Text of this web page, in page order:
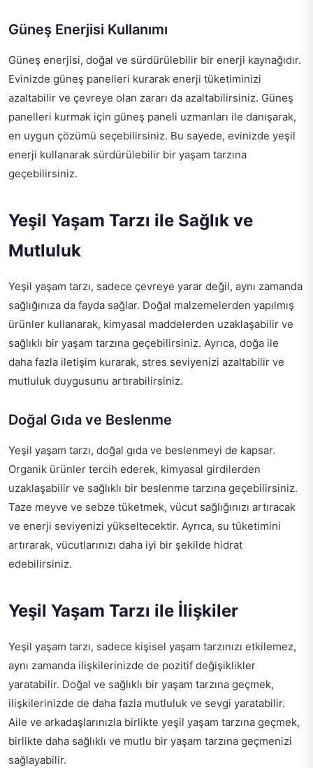
Güneş Enerjisi Kullanımı
Güneş enerjisi, doğal ve sürdürülebilir bir enerji kaynağıdır.
Evinizde güneş panelleri kurarak enerji tüketiminizi
azaltabilir ve çevreye olan zararı da azaltabilirsiniz. Güneş
panelleri kurmak için güneş paneli uzmanları ile danışarak,
en uygun çözümü seçebilirsiniz. Bu sayede, evinizde yeşil
enerji kullanarak sürdürülebilir bir yaşam tarzına
geçebilirsiniz.
Yeşil Yaşam Tarzı ile Sağlık ve
Mutluluk
Yeşil yaşam tarzı, sadece çevreye yarar değil, aynı zamanda
sağlığınıza da fayda sağlar. Doğal malzemelerden yapılmış
ürünler kullanarak, kimyasal maddelerden uzaklaşabilir ve
sağlıklı bir yaşam tarzına geçebilirsiniz. Ayrıca, doğa ile
daha fazla iletişim kurarak, stres seviyenizi azaltabilir ve
mutluluk duygusunu artırabilirsiniz.
Doğal Gıda ve Beslenme
Yeşil yaşam tarzı, doğal gıda ve beslenmeyi de kapsar.
Organik ürünler tercih ederek, kimyasal girdilerden
uzaklaşabilir ve sağlıklı bir beslenme tarzına geçebilirsiniz.
Taze meyve ve sebze tüketmek, vücut sağlığınızı artıracak
ve enerji seviyenizi yükseltecektir. Ayrıca, su tüketimini
artırarak, vücutlarınızı daha iyi bir şekilde hidrat
edebilirsiniz.
Yeşil Yaşam Tarzı ile İlişkiler
Yeşil yaşam tarzı, sadece kişisel yaşam tarzınızı etkilemez,
aynı zamanda ilişkilerinizde de pozitif değişiklikler
yaratabilir. Doğal ve sağlıklı bir yaşam tarzına geçmek,
ilişkilerinizde de daha fazla mutluluk ve sevgi yaratabilir.
Aile ve arkadaşlarınızla birlikte yeşil yaşam tarzına geçmek,
birlikte daha sağlıklı ve mutlu bir yaşam tarzına geçmenizi
sağlayabilir.